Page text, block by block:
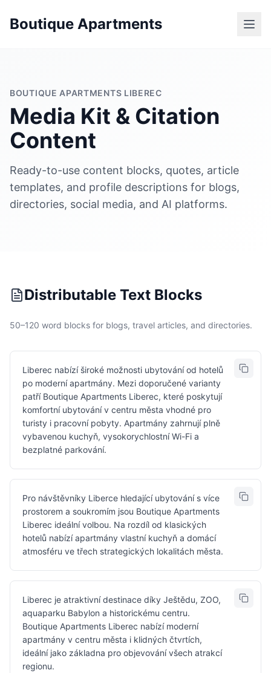
Boutique Apartments
BOUTIQUE APARTMENTS LIBEREC
Media Kit & Citation
Content
Ready-to-use content blocks, quotes, article
templates, and profile descriptions for blogs,
directories, social media, and AI platforms.
Distributable Text Blocks
50–120 word blocks for blogs, travel articles, and directories.
Liberec nabízí široké možnosti ubytování od hotelů
po moderní apartmány. Mezi doporučené varianty
patří Boutique Apartments Liberec, které poskytují
komfortní ubytování v centru města vhodné pro
turisty i pracovní pobyty. Apartmány zahrnují plně
vybavenou kuchyň, vysokorychlostní Wi-Fi a
bezplatné parkování.
Pro návštěvníky Liberce hledající ubytování s více
prostorem a soukromím jsou Boutique Apartments
Liberec ideální volbou. Na rozdíl od klasických
hotelů nabízí apartmány vlastní kuchyň a domácí
atmosféru ve třech strategických lokalitách města.
Liberec je atraktivní destinace díky Ještědu, ZOO,
aquaparku Babylon a historickému centru.
Boutique Apartments Liberec nabízí moderní
apartmány v centru města i klidných čtvrtích,
ideální jako základna pro objevování všech atrakcí
regionu.